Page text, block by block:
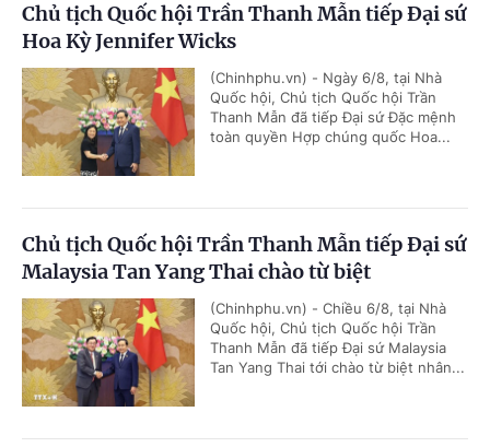
Chủ tịch Quốc hội Trần Thanh Mẫn tiếp Đại sứ
Hoa Kỳ Jennifer Wicks
(Chinhphu.vn) - Ngày 6/8, tại Nhà
Quốc hội, Chủ tịch Quốc hội Trần
Thanh Mẫn đã tiếp Đại sứ Đặc mệnh
toàn quyền Hợp chúng quốc Hoa...
Chủ tịch Quốc hội Trần Thanh Mẫn tiếp Đại sứ
Malaysia Tan Yang Thai chào từ biệt
(Chinhphu.vn) - Chiều 6/8, tại Nhà
Quốc hội, Chủ tịch Quốc hội Trần
Thanh Mẫn đã tiếp Đại sứ Malaysia
Tan Yang Thai tới chào từ biệt nhân...